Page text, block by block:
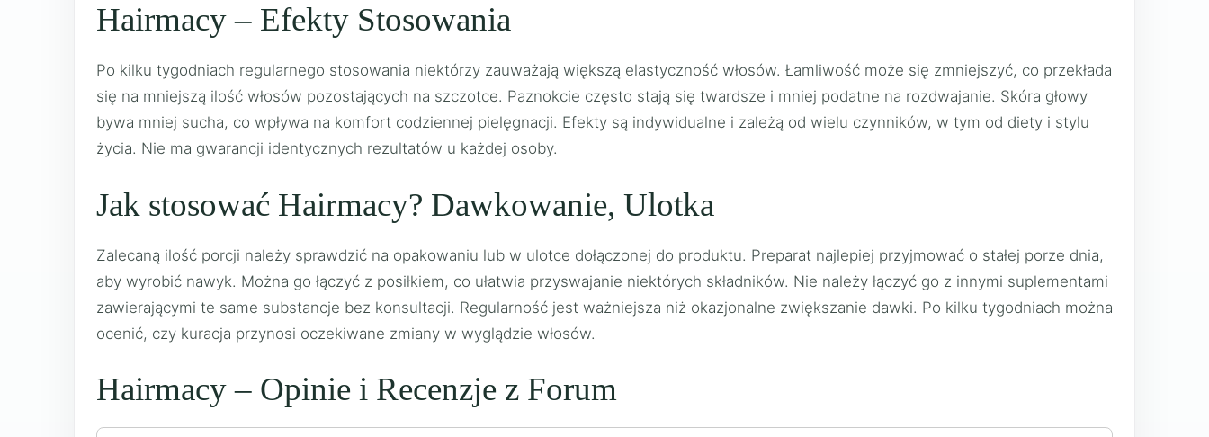
Hairmacy – Efekty Stosowania
Po kilku tygodniach regularnego stosowania niektórzy zauważają większą elastyczność włosów. Łamliwość może się zmniejszyć, co przekłada
się na mniejszą ilość włosów pozostających na szczotce. Paznokcie często stają się twardsze i mniej podatne na rozdwajanie. Skóra głowy
bywa mniej sucha, co wpływa na komfort codziennej pielęgnacji. Efekty są indywidualne i zależą od wielu czynników, w tym od diety i stylu
życia. Nie ma gwarancji identycznych rezultatów u każdej osoby.
Jak stosować Hairmacy? Dawkowanie, Ulotka
Zalecaną ilość porcji należy sprawdzić na opakowaniu lub w ulotce dołączonej do produktu. Preparat najlepiej przyjmować o stałej porze dnia,
aby wyrobić nawyk. Można go łączyć z posiłkiem, co ułatwia przyswajanie niektórych składników. Nie należy łączyć go z innymi suplementami
zawierającymi te same substancje bez konsultacji. Regularność jest ważniejsza niż okazjonalne zwiększanie dawki. Po kilku tygodniach można
ocenić, czy kuracja przynosi oczekiwane zmiany w wyglądzie włosów.
Hairmacy – Opinie i Recenzje z Forum